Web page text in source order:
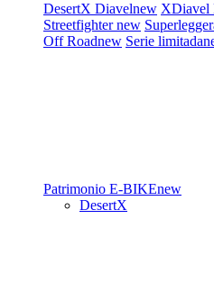
DesertX Diavelnew XDiavel
Streetfighternew
Off Roadnew Serie limitada
Patrimonio E-BIKEnew
DesertX